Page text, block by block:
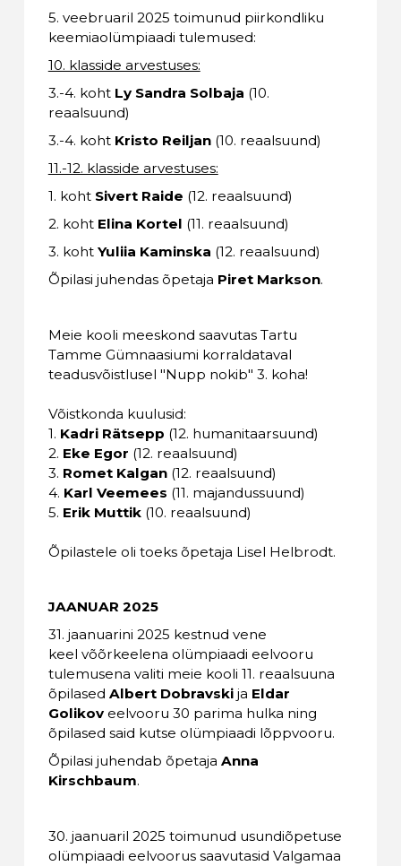
5. veebruaril 2025 toimunud piirkondliku
keemiaolümpiaadi tulemused:
10. klasside arvestuses:
3.-4. koht Ly Sandra Solbaja (10.
reaalsuund)
3.-4. koht Kristo Reiljan(10. reaalsuund)
11.-12. klasside arvestuses:
1. koht Sivert Raide (12. reaalsuund)
2. koht Elina Kortel (11. reaalsuund)
3. koht Yuliia Kaminska (12. reaalsuund)
Õpilasi juhendas õpetaja Piret Markson.
Meie kooli meeskond saavutas Tartu
Tamme Gümnaasiumi korraldataval
teadusvõistlusel "Nupp nokib" 3. koha!
Võistkonda kuulusid:
1. Kadri Rätsepp (12. humanitaarsuund)
2. Eke Egor (12. reaalsuund)
3. Romet Kalgan(12. reaalsuund)
4. Karl Veemees (11. majandussuund)
5. Erik Muttik(10. reaalsuund)
Õpilastele oli toeks õpetaja Lisel Helbrodt.
JAANUAR 2025
31. jaanuarini 2025 kestnud vene
keel võõrkeelena olümpiaadi eelvooru
tulemusena valiti meie kooli 11. reaalsuuna
õpilased Albert Dobravski ja Eldar
Golikoveelvooru 30 parima hulka ning
õpilased said kutse olümpiaadi lõppvooru.
Õpilasi juhendab õpetaja Anna
Kirschbaum.
30. jaanuaril 2025 toimunud usundiõpetuse
olümpiaadi eelvoorus saavutasid Valgamaa